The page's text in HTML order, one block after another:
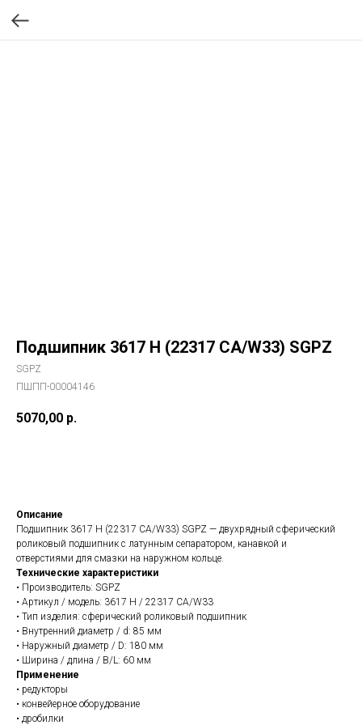
Подшипник 3617 H (22317 CA/W33) SGPZ
SGPZ
ПШПП-00004146
5070,00 р.
Описание
Подшипник 3617 H (22317 CA/W33) SGPZ — двухрядный сферический
роликовый подшипник с латунным сепаратором, канавкой и
отверстиями для смазки на наружном кольце.
Технические характеристики
• Производитель: SGPZ
• Артикул / модель: 3617 H / 22317 CA/W33
• Тип изделия: сферический роликовый подшипник
• Внутренний диаметр / d: 85 мм
• Наружный диаметр / D: 180 мм
• Ширина / длина / B/L: 60 мм
Применение
• редукторы
• конвейерное оборудование
• дробилки